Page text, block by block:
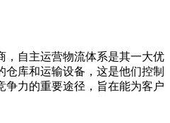
，自主运营物流体系是其一大优
库和运输设备，这是他们控制
争力的重要途径，旨在能为客户